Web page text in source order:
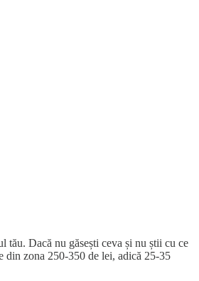
tău. Dacă nu găsești ceva și nu știi cu ce
din zona 250-350 de lei, adică 25-35